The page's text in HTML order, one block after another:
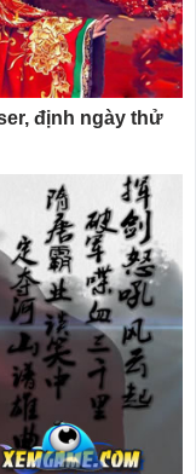
định ngày thử